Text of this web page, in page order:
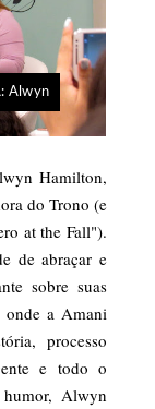
Alwyn
Hamilton,
do Trono (e
at the Fall").
de abraçar e
sobre suas
onde a Amani
processo
e todo o
Alwyn